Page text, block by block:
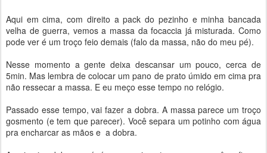
Aqui em cima, com direito a pack do pezinho e minha bancada
velha de guerra, vemos a massa da focaccia já misturada. Como
pode ver é um troço feio demais (falo da massa, não do meu pé).
Nesse momento a gente deixa descansar um pouco, cerca de
5min. Mas lembra de colocar um pano de prato úmido em cima pra
não ressecar a massa. E eu meço esse tempo no relógio.
Passado esse tempo, vai fazer a dobra. A massa parece um troço
gosmento (e tem que parecer). Você separa um potinho com água
pra encharcar as mãos e a dobra.